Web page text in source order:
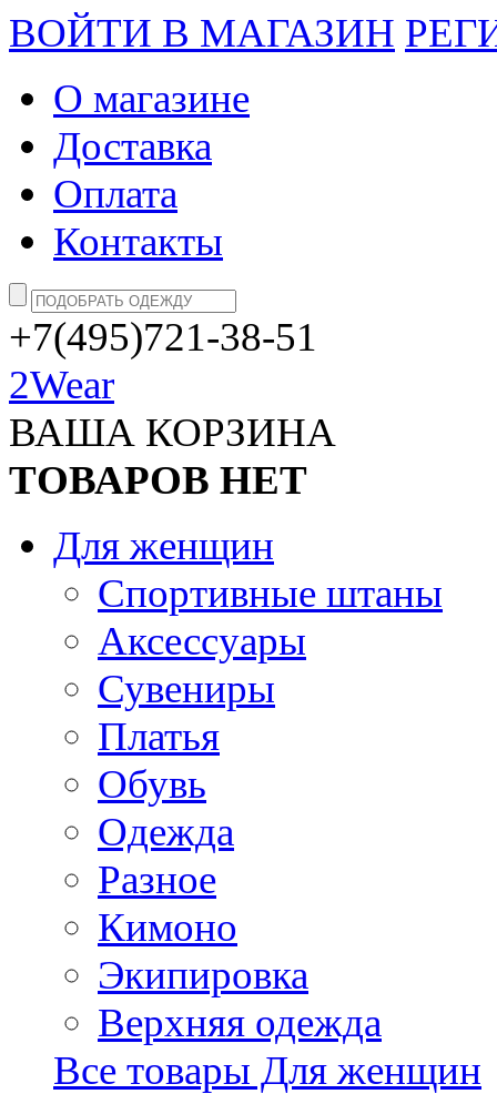
ВОЙТИ В МАГАЗИН
О магазине
Доставка
Оплата
Контакты
+7(495)721-38-51
2Wear
ВАША КОРЗИНА
ТОВАРОВ НЕТ
Для женщин
Спортивные штаны
Аксессуары
Сувениры
Платья
Обувь
Одежда
Разное
Кимоно
Экипировка
Верхняя одежда
Все товары Для женщин